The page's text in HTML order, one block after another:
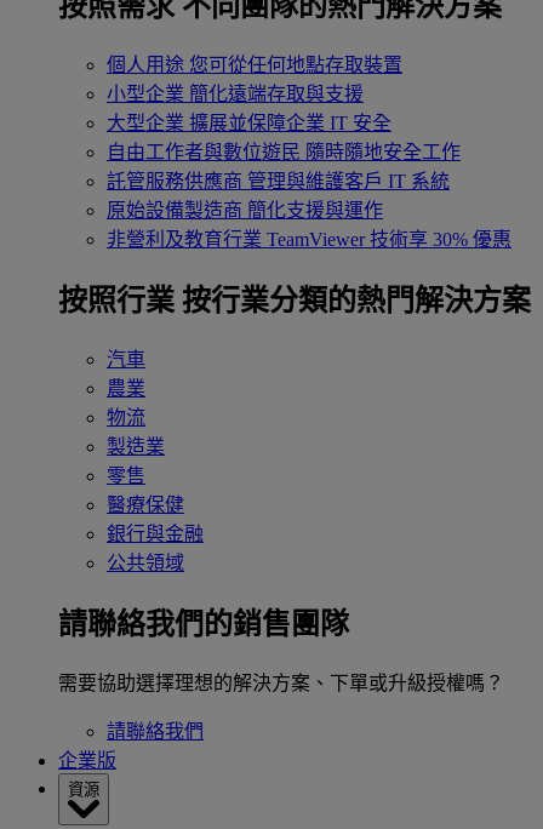
個人用途 您可從任何地點存取裝置
小型企業 簡化遠端存取與支援
大型企業 擴展並保障企業 IT 安全
自由工作者與數位遊民 隨時隨地安全工作
託管服務供應商 管理與維護客戶 IT 系統
原始設備製造商 簡化支援與運作
非營利及教育行業 TeamViewer 技術享 30% 優惠
按照行業 按行業分類的熱門解決方案
汽車
農業
物流
製造業
零售
醫療保健
銀行與金融
公共領域
請聯絡我們的銷售團隊
需要協助選擇理想的解決方案、下單或升級授權嗎？
請聯絡我們
企業版
資源